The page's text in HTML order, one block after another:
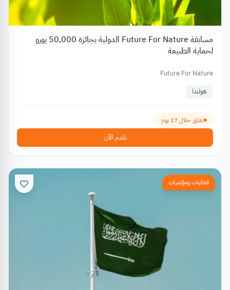
مسابقة Future For Nature الدولية بجائزة 50,000 يورو
لحماية الطبيعة
Future For Nature
هولندا
تغلق خلال 17 يوم
تقدم الآن
فعاليات ومؤتمرات